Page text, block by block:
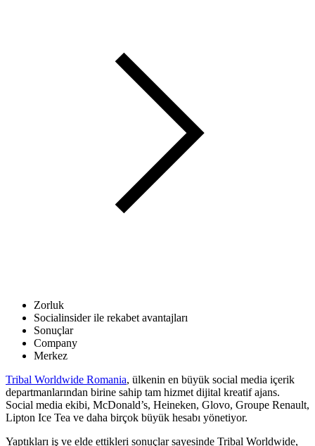
Zorluk
Socialinsider ile rekabet avantajları
Sonuçlar
Company
Merkez
Tribal Worldwide Romania, ülkenin en büyük social media içerik
departmanlarından birine sahip tam hizmet dijital kreatif ajans.
Social media ekibi, McDonald’s, Heineken, Glovo, Groupe Renault,
Lipton Ice Tea ve daha birçok büyük hesabı yönetiyor.
Yaptıkları iş ve elde ettikleri sonuçlar sayesinde Tribal Worldwide,